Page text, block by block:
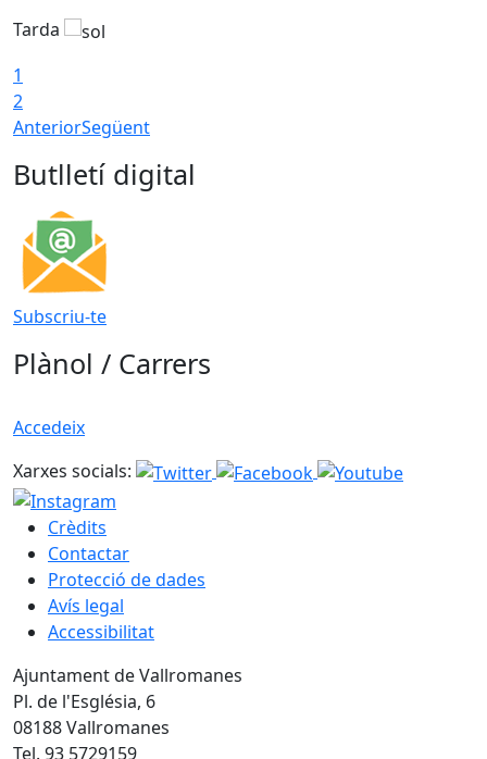
Tarda
1
2
AnteriorSegüent
Butlletí digital
Subscriu-te
Plànol / Carrers
Accedeix
Xarxes socials:
Crèdits
Contactar
Protecció de dades
Avís legal
Accessibilitat
Ajuntament de Vallromanes
Pl. de l'Església, 6
08188 Vallromanes
Tel. 93 5729159